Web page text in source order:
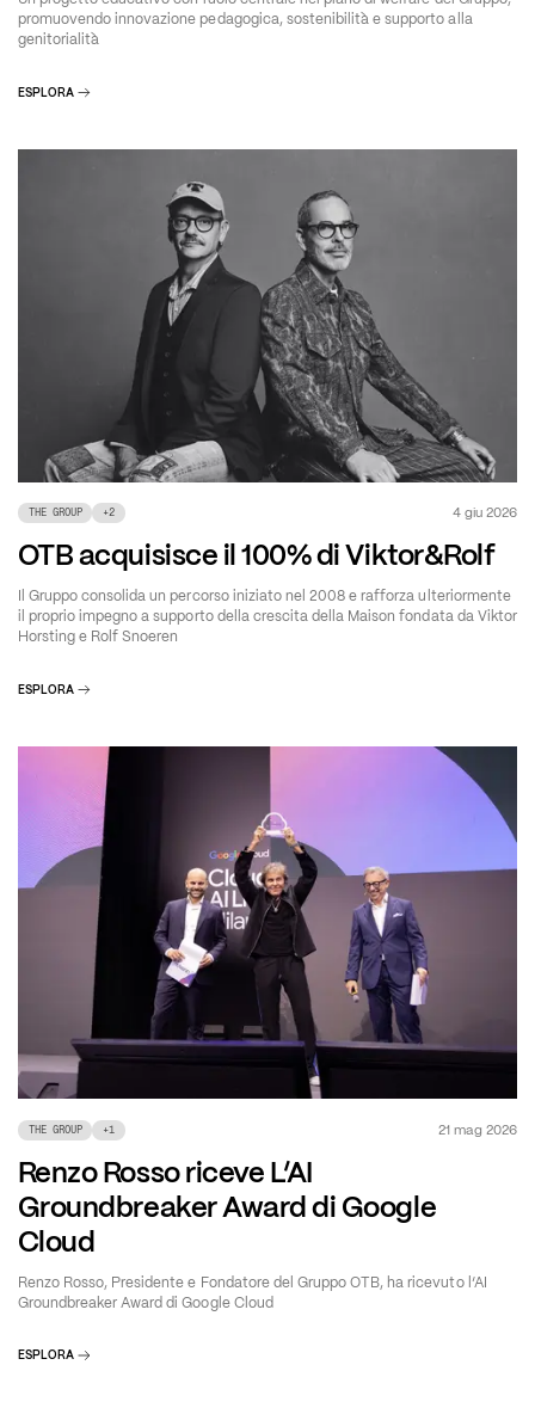
promuovendo innovazione pedagogica, sostenibilità e supporto alla
genitorialità
ESPLORA
THE GROUP +2 4 giu 2026
OTB acquisisce il 100% di Viktor&Rolf
Il Gruppo consolida un percorso iniziato nel 2008 e rafforza ulteriormente
il proprio impegno a supporto della crescita della Maison fondata da Viktor
Horsting e Rolf Snoeren
ESPLORA
THE GROUP +1 21 mag 2026
Renzo Rosso riceve L’AI
Groundbreaker Award di Google
Cloud
Renzo Rosso, Presidente e Fondatore del Gruppo OTB, ha ricevuto l’AI
Groundbreaker Award di Google Cloud
ESPLORA